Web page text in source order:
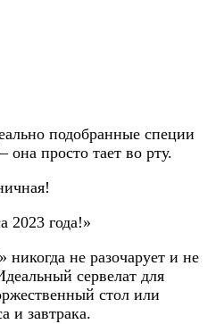
подобранные специи
она просто тает во рту.
2023 года!»
никогда не разочарует и не
сервелат для
стол или
и завтрака.